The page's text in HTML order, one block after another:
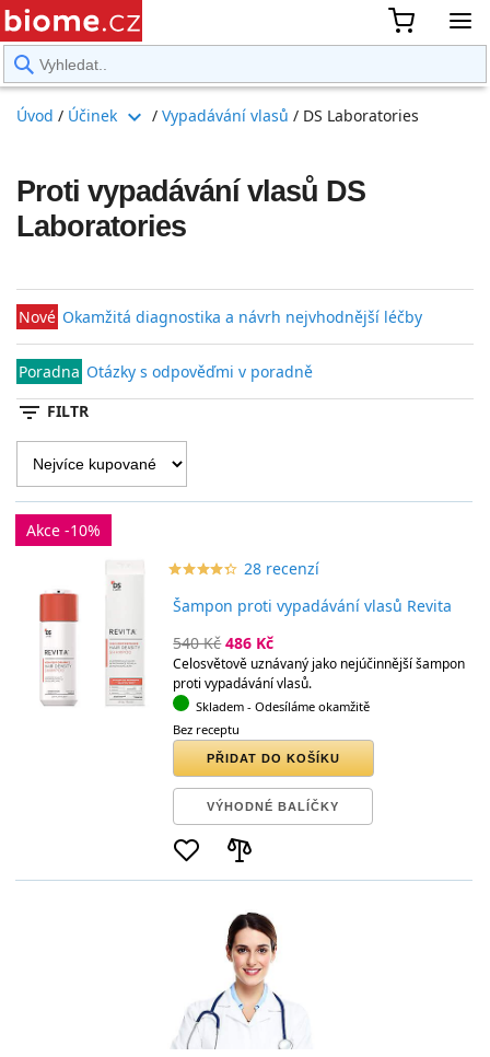
Úvod / Účinek expand_more / Vypadávání vlasů / DS Laboratories
Proti vypadávání vlasů DS
Laboratories
Nové Okamžitá diagnostika a návrh nejvhodnější léčby
Poradna Otázky s odpověďmi v poradně
filter_list FILTR
Akce -10%
star_borderstar_borderstar_borderstar_borderstar_border
starstarstarstarstar 28 recenzí
Šampon proti vypadávání vlasů Revita
540 Kč 486 Kč
Celosvětově uznávaný jako nejúčinnější šampon
proti vypadávání vlasů.
Skladem - Odesíláme okamžitě
Bez receptu
PŘIDAT DO KOŠÍKU
VÝHODNÉ BALÍČKY